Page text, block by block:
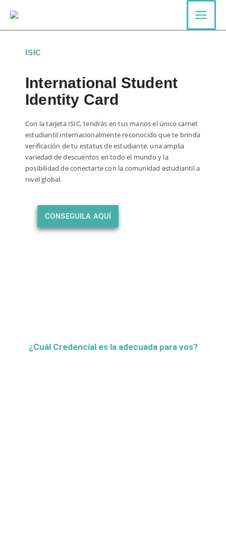
ISIC
International Student
Identity Card
Con la tarjeta ISIC, tendrás en tus manos el único carnet
estudiantil internacionalmente reconocido que te brinda
verificación de tu estatus de estudiante, una amplia
variedad de descuentos en todo el mundo y la
posibilidad de conectarte con la comunidad estudiantil a
nivel global.
CONSEGUILA AQUÍ
¿Cuál Credencial es la adecuada para vos?